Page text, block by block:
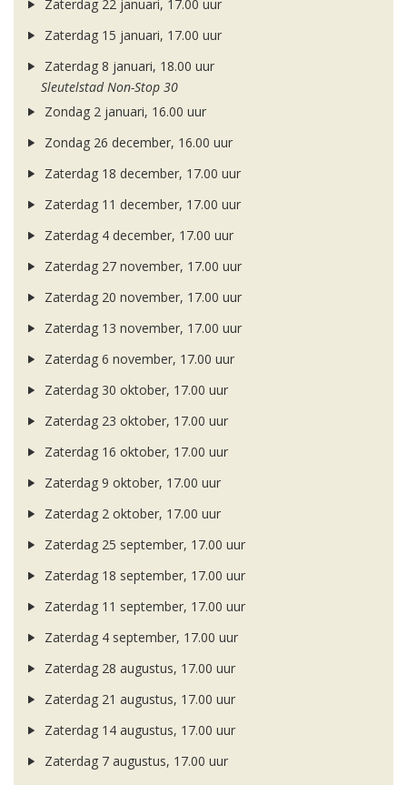
Zaterdag 22 januari, 17.00 uur
Zaterdag 15 januari, 17.00 uur
Zaterdag 8 januari, 18.00 uur
Sleutelstad Non-Stop 30
Zondag 2 januari, 16.00 uur
Zondag 26 december, 16.00 uur
Zaterdag 18 december, 17.00 uur
Zaterdag 11 december, 17.00 uur
Zaterdag 4 december, 17.00 uur
Zaterdag 27 november, 17.00 uur
Zaterdag 20 november, 17.00 uur
Zaterdag 13 november, 17.00 uur
Zaterdag 6 november, 17.00 uur
Zaterdag 30 oktober, 17.00 uur
Zaterdag 23 oktober, 17.00 uur
Zaterdag 16 oktober, 17.00 uur
Zaterdag 9 oktober, 17.00 uur
Zaterdag 2 oktober, 17.00 uur
Zaterdag 25 september, 17.00 uur
Zaterdag 18 september, 17.00 uur
Zaterdag 11 september, 17.00 uur
Zaterdag 4 september, 17.00 uur
Zaterdag 28 augustus, 17.00 uur
Zaterdag 21 augustus, 17.00 uur
Zaterdag 14 augustus, 17.00 uur
Zaterdag 7 augustus, 17.00 uur